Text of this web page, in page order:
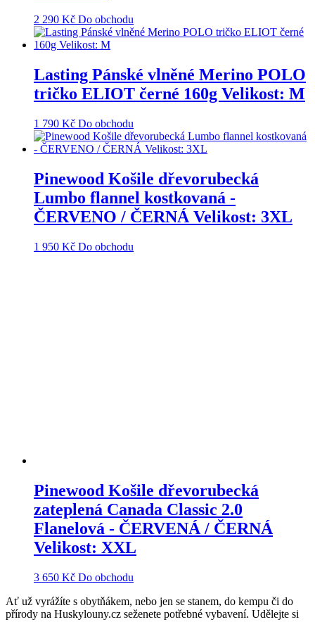
2 290 Kč Do obchodu
Lasting Pánské vlněné Merino POLO
tričko ELIOT černé 160g Velikost: M
1 790 Kč Do obchodu
Pinewood Košile dřevorubecká
Lumbo flannel kostkovaná -
ČERVENO / ČERNÁ Velikost: 3XL
1 950 Kč Do obchodu
Pinewood Košile dřevorubecká
zateplená Canada Classic 2.0
Flanelová - ČERVENÁ / ČERNÁ
Velikost: XXL
3 650 Kč Do obchodu
Ať už vyrážíte s obytňákem, nebo jen se stanem, do kempu či do
přírody na Huskylouny.cz seženete potřebné vybavení. Udělejte si